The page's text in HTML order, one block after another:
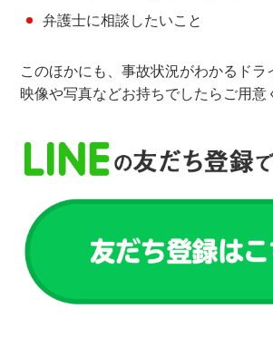
弁護士に相談したいこと
このほかにも、事故状況がわかるドラ
映像や写真などお持ちでしたらご用意